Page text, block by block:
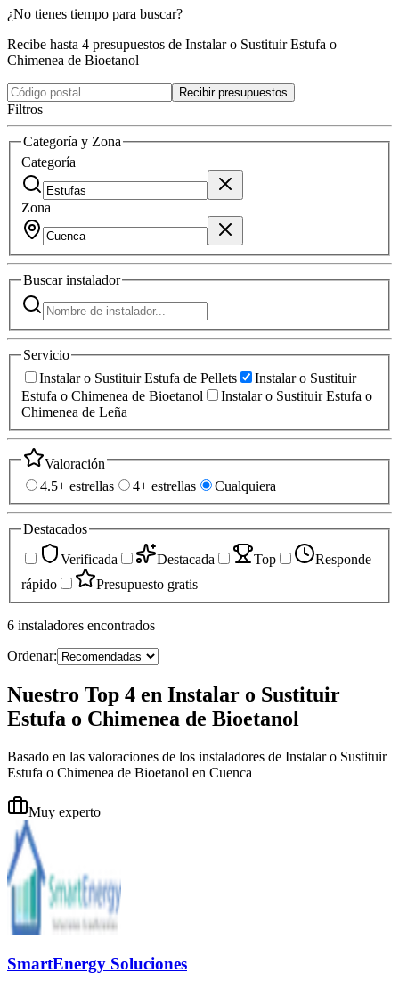
¿No tienes tiempo para buscar?
Recibe hasta 4 presupuestos de Instalar o Sustituir Estufa o
Chimenea de Bioetanol
Recibir presupuestos
Filtros
Categoría y Zona
Categoría
Zona
Buscarinstalador
Servicio
Instalar o Sustituir Estufa de Pellets
Instalar o Sustituir
Estufa o Chimenea de Bioetanol
Instalar o Sustituir Estufa o
Chimenea de Leña
Valoración
4.5+ estrellas
4+ estrellas Cualquiera
Destacados
Verificada
Destacada Top
Responde
rápido
Presupuesto gratis
6 instaladores encontrados
Ordenar:
Nuestro Top 4 en Instalar o Sustituir
Estufa o Chimenea de Bioetanol
Basado en las valoraciones de los instaladores de Instalar o Sustituir
Estufa o Chimenea de Bioetanol en Cuenca
Muy experto
SmartEnergy Soluciones